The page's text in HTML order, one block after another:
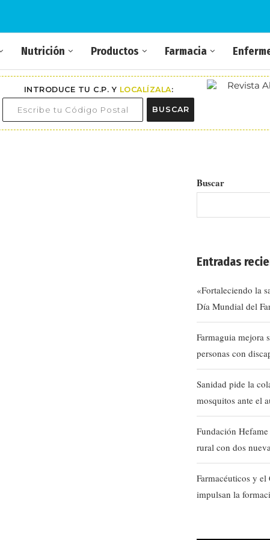
Nutrición Productos Farmacia
INTRODUCE TU C.P. Y LOCALÍZALA:
BUSCAR
Buscar
Entradas
«Fortaleciendo la
Día Mundial del
Farmaguia mejora
personas con
Sanidad pide la
mosquitos ante el
Fundación
rural con dos
Farmacéuticos y
impulsan la